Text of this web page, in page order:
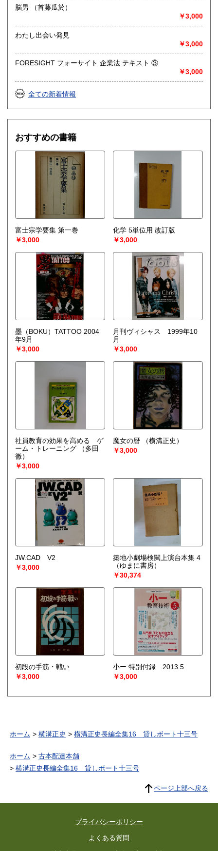
脳男 （首藤瓜於）
￥3,000
わたし出会い発見
￥3,000
FORESIGHT フォーサイト 企業法 テキスト ③
￥3,000
全ての新着情報
おすすめの書籍
富士宗学要集 第一巻
￥3,000
化学 5単位用 改訂版
￥3,000
墨（BOKU）TATTOO 2004
年9月
￥3,000
月刊ヴィシャス 1999年10
月
￥3,000
社員教育の効果を高める ゲ
ーム・トレーニング
（多田
徹）
￥3,000
魔女の暦
（横溝正史）
￥3,000
JW.CAD V2
￥3,000
築地小劇場検閲上演台本集 4
（ゆまに書房）
￥30,374
初段の手筋・戦い
￥3,000
小ー 特別付録 2013.5
￥3,000
ホーム 横溝正史 横溝正史長編全集16 貸しボート十三号
ホーム
古本配達本舗
横溝正史長編全集16 貸しボート十三号
ページ上部へ戻る
プライバシーポリシー
よくある質問